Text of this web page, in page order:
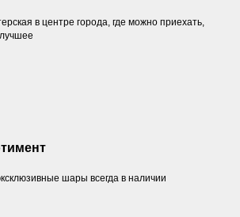
в центре города, где можно приехать,
шары всегда в наличии